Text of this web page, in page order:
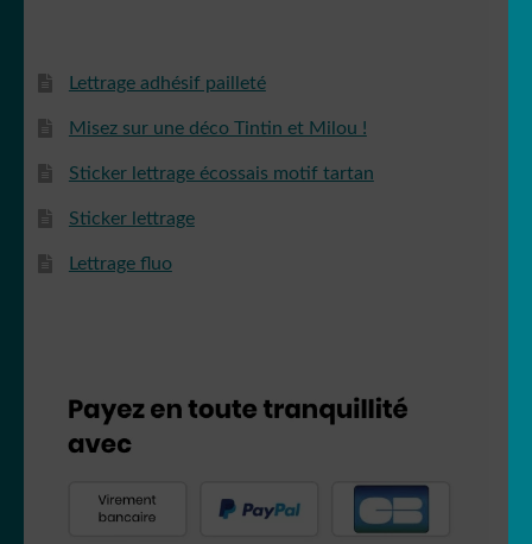
Lettrage adhésif pailleté
Misez sur une déco Tintin et Milou !
Sticker lettrage écossais motif tartan
Sticker lettrage
Lettrage fluo